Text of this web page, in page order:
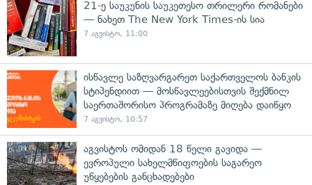
21-ე საუკუნის საუკეთესო თრილერი რომანები
— ნახეთ The New York Times-ის სია
7 აგვისტო, 11:00
ისწავლე საზღვარგარეთ საქართველოს ბანკის
სტიპენდიით — მოსწავლეებისთვის შექმნილ
საერთაშორისო პროგრამაზე მიღება დაიწყო
7 აგვისტო, 10:57
აგვისტოს ომიდან 18 წელი გავიდა —
ევროპული სახელმწიფოების საგარეო
უწყებების განცხადებები